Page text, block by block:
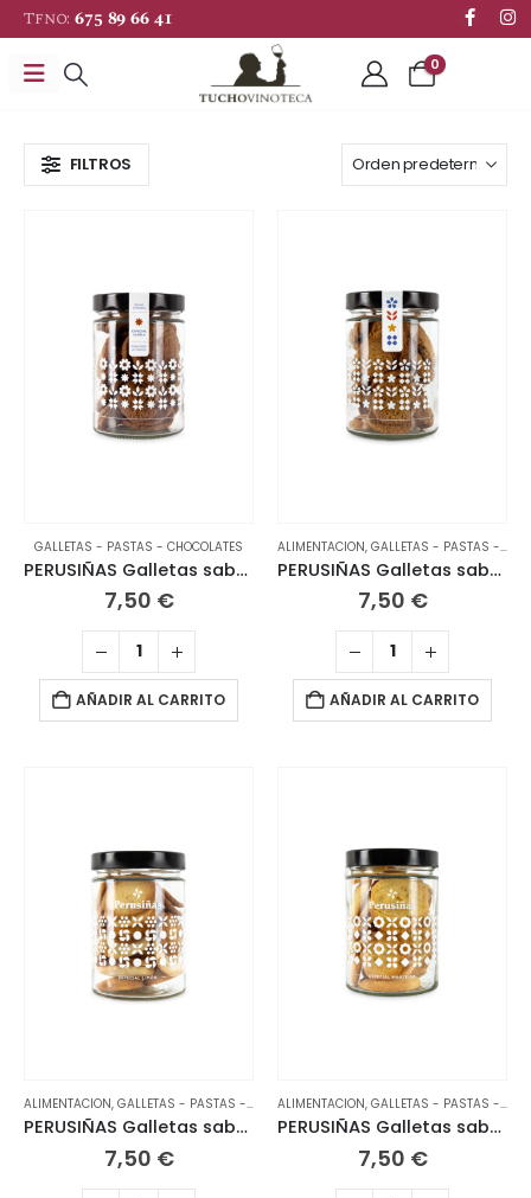
Tfno:675 89 66 41
0
FILTROS
GALLETAS - PASTAS - CHOCOLATES
PERUSIÑAS Galletas sabor canela 170 grs
7,50 €
AÑADIR AL CARRITO
ALIMENTACION, GALLETAS - PASTAS - CHOCOLATES
PERUSIÑAS Galletas sabor jengibre 170 grs
7,50 €
AÑADIR AL CARRITO
ALIMENTACION, GALLETAS - PASTAS - CHOCOLATES
PERUSIÑAS Galletas sabor limón 170 grs
7,50 €
ALIMENTACION, GALLETAS - PASTAS - CHOCOLATES
PERUSIÑAS Galletas sabor mantequilla 170 grs
7,50 €